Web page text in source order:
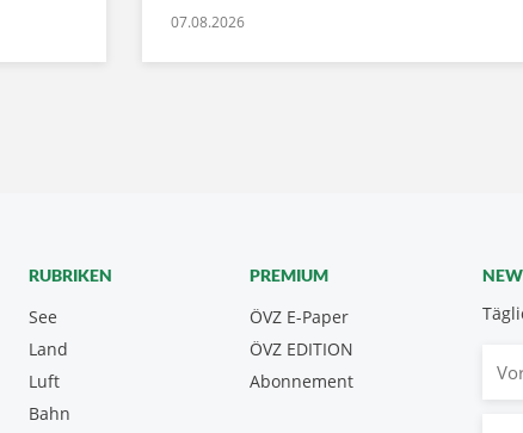
07.08.2026
RUBRIKEN
See
Land
Luft
Bahn
PREMIUM
ÖVZ E-Paper
Abonnement
ÖVZ EDITION